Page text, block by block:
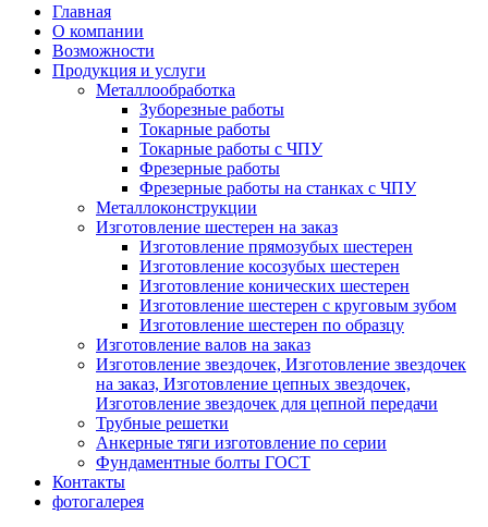
Главная
О компании
Возможности
Продукция и услуги
Металлообработка
Зуборезные работы
Токарные работы
Токарные работы с ЧПУ
Фрезерные работы
Фрезерные работы на станках с ЧПУ
Металлоконструкции
Изготовление шестерен на заказ
Изготовление прямозубых шестерен
Изготовление косозубых шестерен
Изготовление конических шестерен
Изготовление шестерен с круговым зубом
Изготовление шестерен по образцу
Изготовление валов на заказ
Изготовление звездочек, Изготовление звездочек
на заказ, Изготовление цепных звездочек,
Изготовление звездочек для цепной передачи
Трубные решетки
Анкерные тяги изготовление по серии
Фундаментные болты ГОСТ
Контакты
фотогалерея